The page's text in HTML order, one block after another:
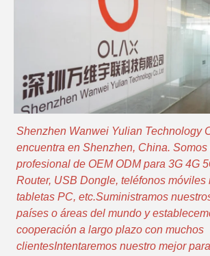
Shenzhen Wanwei Yulian Technology
encuentra en Shenzhen, China.
profesional de OEM ODM para 3G 4G
Router, USB Dongle, teléfonos móviles
tabletas PC, etc.Suministramos
países o áreas del mundo y
cooperación a largo plazo con muchos
clientesIntentaremos nuestro mejor